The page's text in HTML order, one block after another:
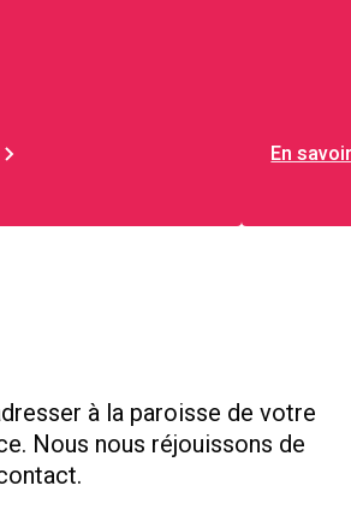
En
à la paroisse de votre
Nous nous réjouissons de